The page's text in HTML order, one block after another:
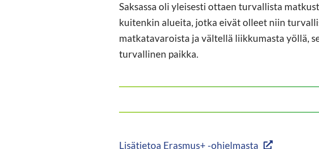
Saksassa oli yleisesti ottaen turvallista
kuitenkin alueita, jotka eivät olleet niin
matkatavaroista ja vältellä liikkumasta yöllä,
turvallinen paikka.
Lisätietoa Erasmus+ -ohjelmasta